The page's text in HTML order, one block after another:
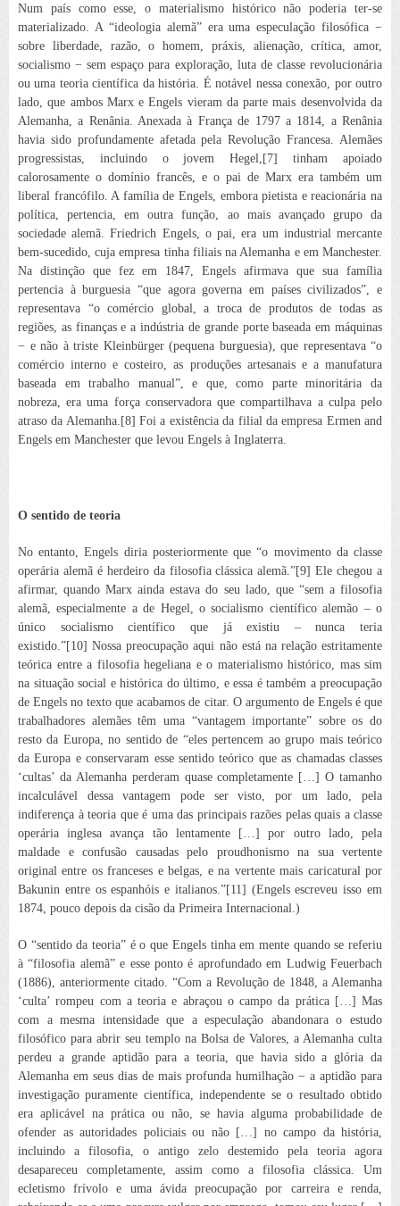
Num país como esse, o materialismo histórico não poderia ter-se
materializado. A “ideologia alemã” era uma especulação filosófica −
sobre liberdade, razão, o homem, práxis, alienação, crítica, amor,
socialismo − sem espaço para exploração, luta de classe revolucionária
ou uma teoria científica da história. É notável nessa conexão, por outro
lado, que ambos Marx e Engels vieram da parte mais desenvolvida da
Alemanha, a Renânia. Anexada à França de 1797 a 1814, a Renânia
havia sido profundamente afetada pela Revolução Francesa. Alemães
progressistas, incluindo o jovem Hegel,[7]
tinham apoiado
calorosamente o domínio francês, e o pai de Marx era também um
liberal francófilo. A família de Engels, embora pietista e reacionária na
política, pertencia, em outra função, ao mais avançado grupo da
sociedade alemã. Friedrich Engels, o pai, era um industrial mercante
bem-sucedido, cuja empresa tinha filiais na Alemanha e em Manchester.
Na distinção que fez em 1847, Engels afirmava que sua família
pertencia à burguesia “que agora governa em países civilizados”, e
representava “o comércio global, a troca de produtos de todas as
regiões, as finanças e a indústria de grande porte baseada em máquinas
− e não à triste Kleinbürger(pequena burguesia), que representava “o
comércio interno e costeiro, as produções artesanais e a manufatura
baseada em trabalho manual”, e que, como parte minoritária da
nobreza, era uma força conservadora que compartilhava a culpa pelo
atraso da Alemanha.[8] Foi a existência da filial da empresa Ermen and
Engels em Manchester que levou Engels à Inglaterra.
O sentido de teoria
No entanto, Engels diria posteriormente que “o movimento da classe
operária alemã é herdeiro da filosofia clássica alemã.”[9] Ele chegou a
afirmar, quando Marx ainda estava do seu lado, que “sem a filosofia
alemã, especialmente a de Hegel, o socialismo científico alemão – o
único socialismo científico que já existiu – nunca teria
existido.”[10] Nossa preocupação aqui não está na relação estritamente
teórica entre a filosofia hegeliana e o materialismo histórico, mas sim
na situação social e histórica do último, e essa é também a preocupação
de Engels no texto que acabamos de citar. O argumento de Engels é que
trabalhadores alemães têm uma “vantagem importante” sobre os do
resto da Europa, no sentido de “eles pertencem ao grupo mais teórico
da Europa e conservaram esse sentido teórico que as chamadas classes
‘cultas’ da Alemanha perderam quase completamente […] O tamanho
incalculável dessa vantagem pode ser visto, por um lado, pela
indiferença à teoria que é uma das principais razões pelas quais a classe
operária inglesa avança tão lentamente […] por outro lado, pela
maldade e confusão causadas pelo proudhonismo na sua vertente
original entre os franceses e belgas, e na vertente mais caricatural por
Bakunin entre os espanhóis e italianos.”[11] (Engels escreveu isso em
1874, pouco depois da cisão da Primeira Internacional.)
O “sentido da teoria” é o que Engels tinha em mente quando se referiu
à “filosofia alemã” e esse ponto é aprofundado em Ludwig Feuerbach
(1886), anteriormente citado. “Com a Revolução de 1848, a Alemanha
‘culta’ rompeu com a teoria e abraçou o campo da prática […] Mas
com a mesma intensidade que a especulação abandonara o estudo
filosófico para abrir seu templo na Bolsa de Valores, a Alemanha culta
perdeu a grande aptidão para a teoria, que havia sido a glória da
Alemanha em seus dias de mais profunda humilhação − a aptidão para
investigação puramente científica, independente se o resultado obtido
era aplicável na prática ou não, se havia alguma probabilidade de
ofender as autoridades policiais ou não […] no campo da história,
incluindo a filosofia, o antigo zelo destemido pela teoria agora
desapareceu completamente, assim como a filosofia clássica. Um
ecletismo frívolo e uma ávida preocupação por carreira e renda,